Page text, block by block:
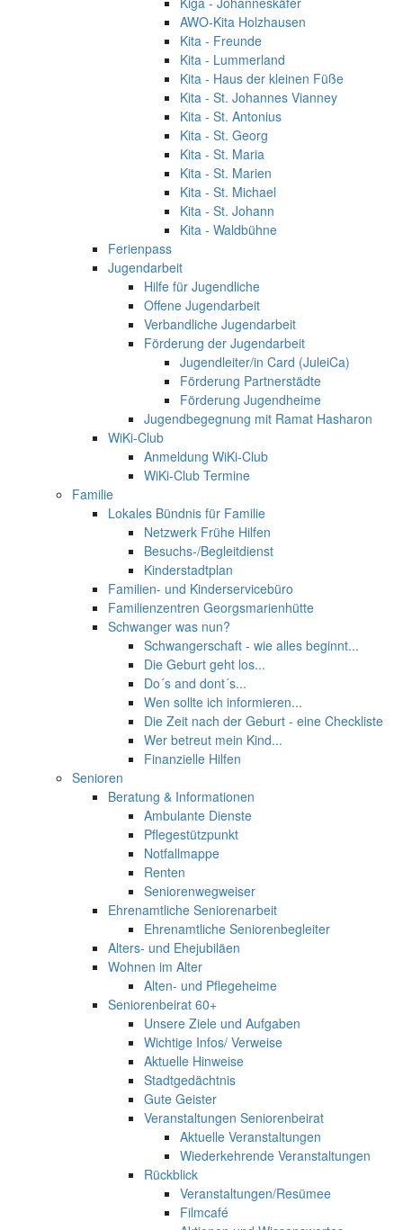
AWO-Kita Holzhausen
Kita - Freunde
Kita - Lummerland
Kita - Haus der kleinen Füße
Kita - St. Johannes Vianney
Kita - St. Antonius
Kita - St. Georg
Kita - St. Maria
Kita - St. Marien
Kita - St. Michael
Kita - St. Johann
Kita - Waldbühne
Ferienpass
Jugendarbeit
Hilfe für Jugendliche
Offene Jugendarbeit
Verbandliche Jugendarbeit
Förderung der Jugendarbeit
Jugendleiter/in Card (JuleiCa)
Förderung Partnerstädte
Förderung Jugendheime
Jugendbegegnung mit Ramat Hasharon
WiKi-Club
Anmeldung WiKi-Club
WiKi-Club Termine
Familie
Lokales Bündnis für Familie
Netzwerk Frühe Hilfen
Besuchs-/Begleitdienst
Kinderstadtplan
Familien- und Kinderservicebüro
Familienzentren Georgsmarienhütte
Schwanger was nun?
Schwangerschaft - wie alles beginnt...
Die Geburt geht los...
Do´s and dont´s...
Wen sollte ich informieren...
Die Zeit nach der Geburt - eine Checkliste
Wer betreut mein Kind...
Finanzielle Hilfen
Senioren
Beratung & Informationen
Ambulante Dienste
Pflegestützpunkt
Notfallmappe
Renten
Seniorenwegweiser
Ehrenamtliche Seniorenarbeit
Ehrenamtliche Seniorenbegleiter
Alters- und Ehejubiläen
Wohnen im Alter
Alten- und Pflegeheime
Seniorenbeirat 60+
Unsere Ziele und Aufgaben
Wichtige Infos/ Verweise
Aktuelle Hinweise
Stadtgedächtnis
Gute Geister
Veranstaltungen Seniorenbeirat
Aktuelle Veranstaltungen
Wiederkehrende Veranstaltungen
Rückblick
Veranstaltungen/Resümee
Filmcafé